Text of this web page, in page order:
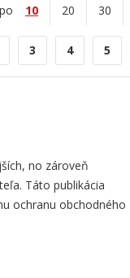
10 20 30
3 4 5
no zároveň
Táto publikácia
ochranu obchodného